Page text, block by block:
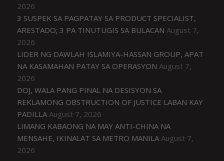
2026
3 SUSPEK SA PAGPATAY SA PRODUCT SPECIALIST,
ARESTADO; 3 PA TINUTUGIS SA BULACAN August 7,
2026
LIDER NG DAWLAH ISLAMIYA-HASSAN GROUP, APAT
NA KASAMAHAN PATAY SA OPERASYON August 7,
2026
DOJ, WALA PANG PINAL NA DESISYON SA
REKLAMONG OBSTRUCTION OF JUSTICE LABAN KAY
PADILLA August 7, 2026
LIMANG KABAONG NA MAY ANTI-CHINA NA
MENSAHE, IKINALAT SA METRO MANILA August 7,
2026